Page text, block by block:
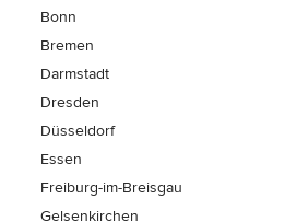
Bonn
Bremen
Darmstadt
Dresden
Düsseldorf
Essen
Freiburg-im-Breisgau
Gelsenkirchen